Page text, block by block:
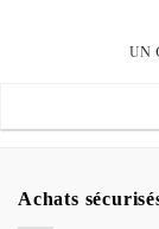
UN
Achats